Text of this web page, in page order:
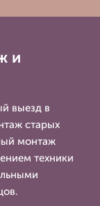
и
выезд в
старых
монтаж
техники